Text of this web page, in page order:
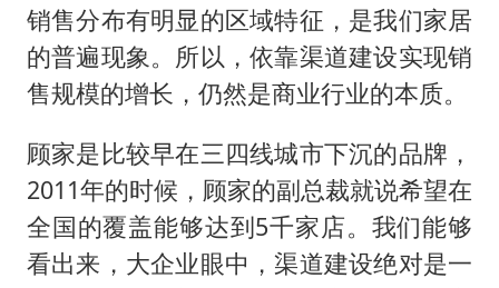
销售分布有明显的区域特征，是我们家居
的普遍现象。所以，依靠渠道建设实现销
售规模的增长，仍然是商业行业的本质。
顾家是比较早在三四线城市下沉的品牌，
2011年的时候，顾家的副总裁就说希望在
全国的覆盖能够达到5千家店。我们能够
看出来，大企业眼中，渠道建设绝对是一